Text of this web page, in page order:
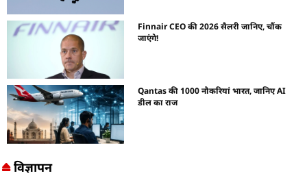
Finnair CEO की 2026 सैलरी जानिए, चौंक
जाएंगे!
Qantas की 1000 नौकरियां भारत, जानिए AI
डील का राज
विज्ञापन